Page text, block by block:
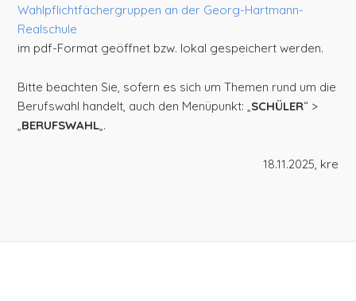
Wahlpflichtfächergruppen an der Georg-Hartmann-
Realschule
im pdf-Format geöffnet bzw. lokal gespeichert werden.
Bitte beachten Sie, sofern es sich um Themen rund um die
Berufswahl handelt, auch den Menüpunkt: „SCHÜLER“ >
„BERUFSWAHL„.
18.11.2025, kre